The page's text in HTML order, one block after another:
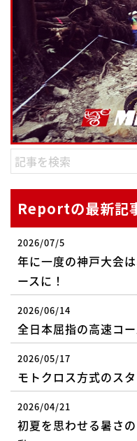
Reportの最新記
2026/07/5
年に一度の神戸大会
ースに！
2026/06/14
全日本屈指の高速コ
2026/05/17
モトクロス方式のス
2026/04/21
初夏を思わせる暑さ